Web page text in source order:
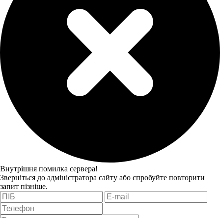
Внутрішня помилка сервера!
Зверніться до адміністратора сайту або спробуйте повторити
запит пізніше.